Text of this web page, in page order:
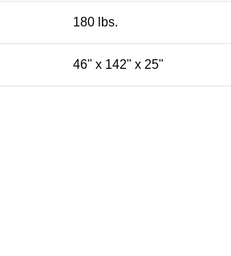
180 lbs.
46" x 142" x 25"